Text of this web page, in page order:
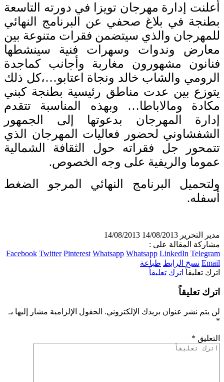
أعلنت إدارة مهرجان تويزا في دورته التاسعة
بطنجة في بلاغ صحفي عن البرنامج النهائي
للمهرجان والذي سيتضمن فقرات متنوعة بين
معارض وندوات وسهرات فنية سينشطها
فنانون مشهورون مغاربة وأجانب كماجدة
الرومي والشاب خالد ونجاة اعتابو…،كل ذلك
يتوزع بين عدت مناطق رئيسية بطنجة كبني
مكادة ومالاباطا… وبهذه المناسبة تتقدم
إدارة المهرجان بدعوتها إلى الجمهور
الشفشاوني لحضور فعاليات المهرجان الذي
تتمحور جل فقراته حول الثقافة الشمالية
عموما والريفية على وجه الخصوص.
ولتحميل البرنامج النهائي المرجو الضغط
أسفله.
مدير التحرير 14/08/2013
14/08/2013
مشاركة المقالة على :
Facebook Twitter Pinterest Whatsapp Whatsapp LinkedIn Telegram
Email نسخ الرابط طباعة
اترك تعليقاً اترك تعليقاً
اترك تعليقاً
لن يتم نشر عنوان بريدك الإلكتروني. الحقول الإلزامية مشار إليها بـ
*
التعليق *